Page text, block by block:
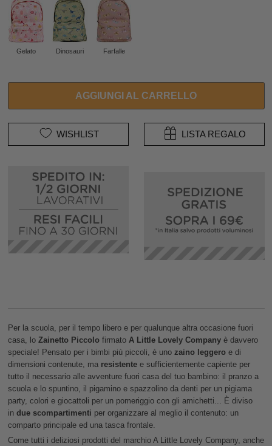
Gelato Dinosauri Farfalle
AGGIUNGI AL CARRELLO
WISHLIST LISTA REGALO
Per la scuola, per il tempo libero e per qualunque altra occasione fuori
casa, lo Zainetto Piccolo firmatoA Little Lovely Companyè davvero
speciale! Pensato per i bimbi più piccoli, è uno zaino leggeroe di
dimensioni contenute, ma resistentee sufficientemente capiente per
tutto il necessario alle avventure fuori casa del tuo bambino: il pranzo a
scuola e lo spuntino, il pigamino e spazzolino da denti per un pigiama
party, colori e giocattoli per un pomeriggio con gli amichetti... È diviso
in due scompartimenti per organizzare al meglio il contenuto: un
comparto principale ed una tasca frontale.
Come tutti i deliziosi prodotti del marchio A Little Lovely Company, anche